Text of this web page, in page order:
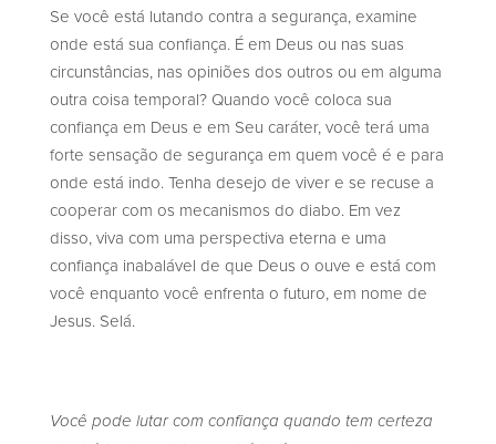
Se você está lutando contra a segurança, examine
onde está sua confiança. É em Deus ou nas suas
circunstâncias, nas opiniões dos outros ou em alguma
outra coisa temporal? Quando você coloca sua
confiança em Deus e em Seu caráter, você terá uma
forte sensação de segurança em quem você é e para
onde está indo. Tenha desejo de viver e se recuse a
cooperar com os mecanismos do diabo. Em vez
disso, viva com uma perspectiva eterna e uma
confiança inabalável de que Deus o ouve e está com
você enquanto você enfrenta o futuro, em nome de
Jesus. Selá.
Você pode lutar com confiança quando tem certeza